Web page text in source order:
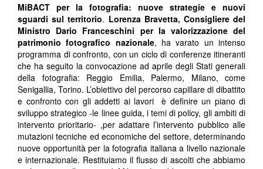
MiBACT per la fotografia: nuove strategie e nuovi
sguardi sul territorio. Lorenza Bravetta, Consigliere del
Ministro Dario Franceschini per la valorizzazione del
patrimonio fotografico nazionale, ha varato un intenso
programma di confronto, con un ciclo di conferenze itineranti
che ha seguito la convocazione ad aprile degli Stati generali
della fotografia: Reggio Emilia, Palermo, Milano, come
Senigallia, Torino. L’obiettivo del percorso capillare di dibattito
e confronto con gli addetti ai lavori è definire un piano di
sviluppo strategico -le linee guida, i temi di policy, gli ambiti di
intervento prioritario- ,per adattare l’intervento pubblico alle
mutazioni tecniche ed economiche del settore, determinando
nuove opportunità per la fotografia italiana a livello nazionale
e internazionale. Restituiamo il flusso di ascolti che abbiamo